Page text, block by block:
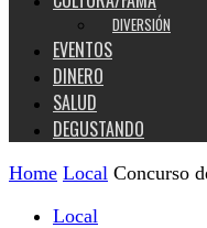
DIVERSIÓN
EVENTOS
DINERO
SALUD
DEGUSTANDO
Home Local Concurso
Local